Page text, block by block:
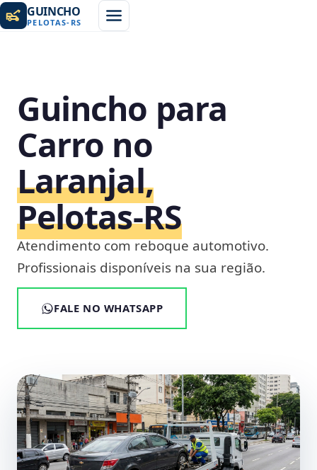
GUINCHO
PELOTAS- RS
Guincho para
Carro no
Laranjal,
Pelotas‑RS
Atendimento com reboque automotivo.
Profissionais disponíveis na sua região.
FALE NO WHATSAPP